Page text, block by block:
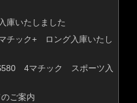
いたしました
ック+ ロング入庫いたし
4マチック スポーツ入
ご案内